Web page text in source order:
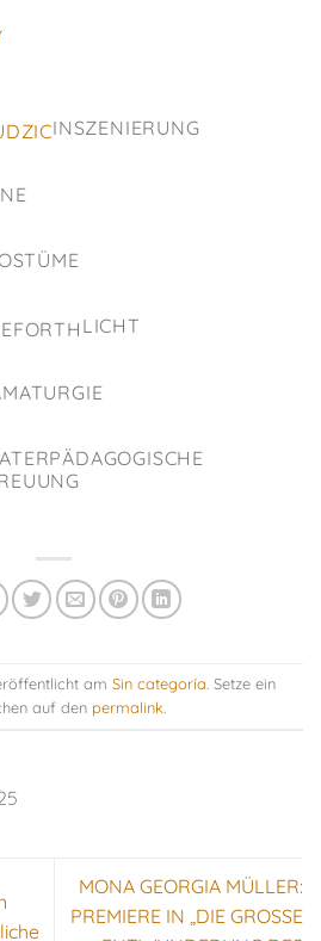
INSZENIERUNG
LICHT
am Sin categoría. Setze ein
auf den permalink.
MONA GEORGIA MÜLLER:
PREMIERE IN „DIE GROSSE